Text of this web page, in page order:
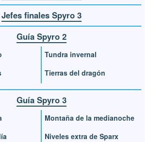
Jefes finales Spyro 3
Guía Spyro 2
Tundra invernal
Tierras del dragón
Guía Spyro 3
Montaña de la medianoche
Niveles extra de Sparx